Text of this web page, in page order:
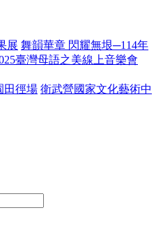
展 舞韻華章 閃耀無垠─114年
臺灣母語之美線上音樂會
田徑場 衛武營國家文化藝術中